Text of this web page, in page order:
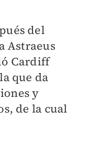
del
Astraeus
Cardiff
que da
y
de la cual